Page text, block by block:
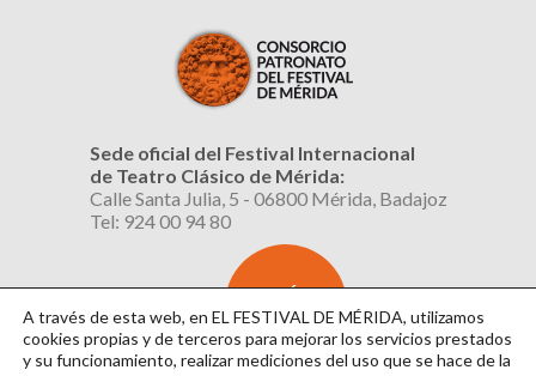
Sede oficial del Festival Internacional
de Teatro Clásico de Mérida:
Calle Santa Julia, 5 - 06800 Mérida, Badajoz
Tel: 924 00 94 80
SUSCRÍBETE
AL BOLETÍN
A través de esta web, en EL FESTIVAL DE MÉRIDA, utilizamos
cookies propias y de terceros para mejorar los servicios prestados
y su funcionamiento, realizar mediciones del uso que se hace de la